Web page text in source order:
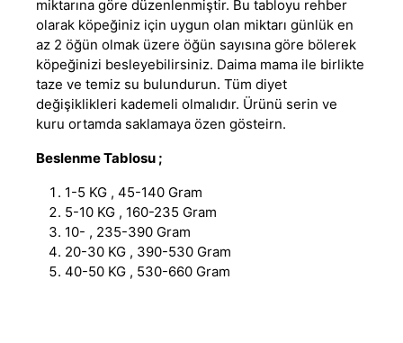
miktarına göre düzenlenmiştir. Bu tabloyu rehber
olarak köpeğiniz için uygun olan miktarı günlük en
az 2 öğün olmak üzere öğün sayısına göre bölerek
köpeğinizi besleyebilirsiniz. Daima mama ile birlikte
taze ve temiz su bulundurun. Tüm diyet
değişiklikleri kademeli olmalıdır. Ürünü serin ve
kuru ortamda saklamaya özen gösteirn.
Beslenme Tablosu ;
1-5 KG , 45-140 Gram
5-10 KG , 160-235 Gram
10- , 235-390 Gram
20-30 KG , 390-530 Gram
40-50 KG , 530-660 Gram